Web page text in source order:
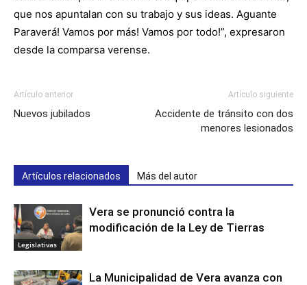
que nos apuntalan con su trabajo y sus ideas. Aguante
Paraverá! Vamos por más! Vamos por todo!”, expresaron
desde la comparsa verense.
Artículo anterior
Nuevos jubilados
Artículo siguiente
Accidente de tránsito con dos
menores lesionados
Artículos relacionados Más del autor
Legislativas
Vera se pronunció contra la
modificación de la Ley de Tierras
La Municipalidad de Vera avanza con